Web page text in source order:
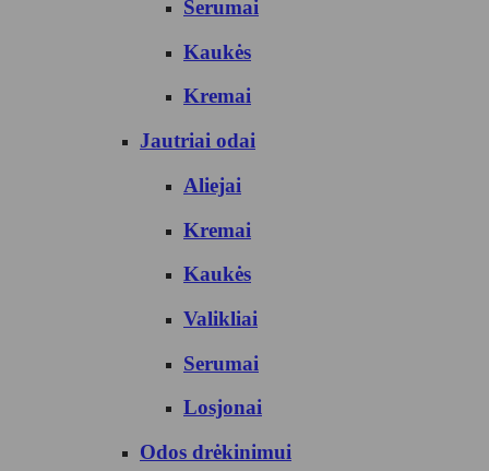
Serumai
Kaukės
Kremai
Jautriai odai
Aliejai
Kremai
Kaukės
Valikliai
Serumai
Losjonai
Odos drėkinimui